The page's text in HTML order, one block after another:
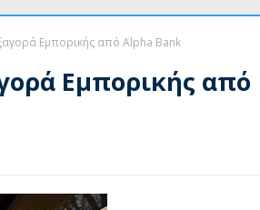
Εμπορικής από Alpha Bank
Εμπορικής από